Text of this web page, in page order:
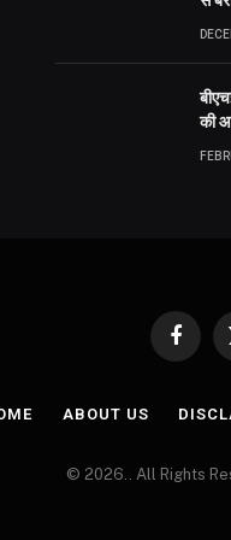
की
ABOUT US
© 2026.. All Rights